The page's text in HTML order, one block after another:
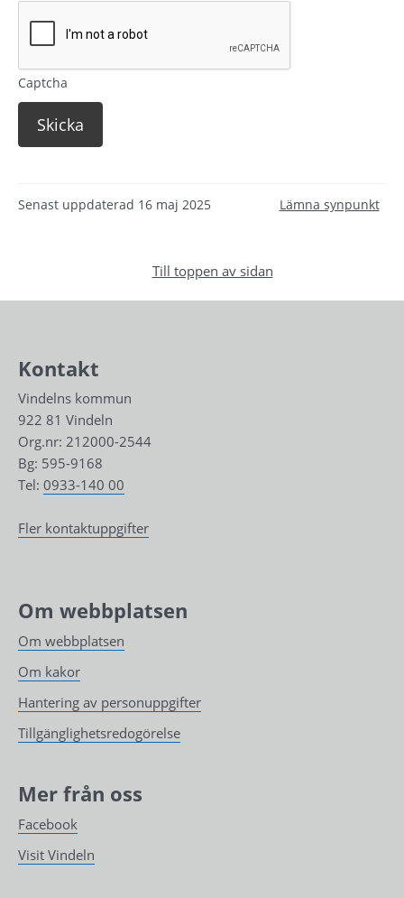
Captcha
Senast uppdaterad 16 maj 2025 Lämna synpunkt
Till toppen av sidan
Kontakt
Vindelns kommun
922 81 Vindeln
Org.nr: 212000-2544
Bg: 595-9168
Tel: 0933-140 00
Fler kontaktuppgifter
Om webbplatsen
Om webbplatsen
Om kakor
Hantering av personuppgifter
Tillgänglighetsredogörelse
Mer från oss
Facebook
Visit Vindeln